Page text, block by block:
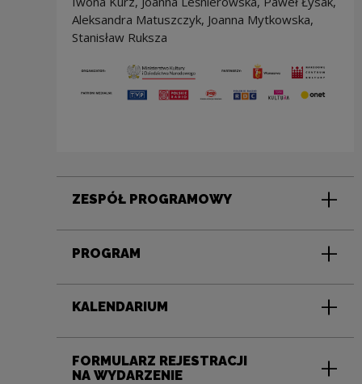
Aleksandra Matuszczyk, Joanna Mytkowska,
Stanisław Ruksza
ZESPÓŁ PROGRAMOWY
PROGRAM
KALENDARIUM
FORMULARZ REJESTRACJI
NA WYDARZENIE